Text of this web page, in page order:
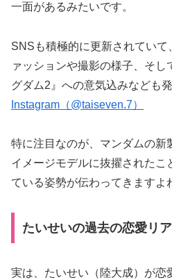
一面があるみたいです。
SNSも積極的に更新されていて
ァッションや撮影の様子、そし
グダム2』への意気込みなども
Instagram（@taiseven.7）
特に注目なのが、マンダムの新
イメージモデルに抜擢されたこ
ている姿勢が伝わってきますよ
たいせいの過去の恋愛リ
実は、たいせい（陸大成）が恋